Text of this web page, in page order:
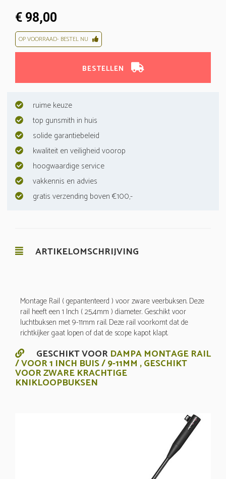
€ 98,00
OP VOORRAAD- BESTEL NU
BESTELLEN
ruime keuze
top gunsmith in huis
solide garantiebeleid
kwaliteit en veiligheid voorop
hoogwaardige service
vakkennis en advies
gratis verzending boven €100,-
ARTIKELOMSCHRIJVING
Montage Rail ( gepantenteerd ) voor zware veerbuksen. Deze
rail heeft een 1 Inch ( 25,4mm ) diameter. Geschikt voor
luchtbuksen met 9-11mm rail. Deze rail voorkomt dat de
richtkijker gaat lopen of dat de scope kapot klapt.
GESCHIKT VOOR DAMPA MONTAGE RAIL
/ VOOR 1 INCH BUIS / 9-11MM , GESCHIKT
VOOR ZWARE KRACHTIGE
KNIKLOOPBUKSEN